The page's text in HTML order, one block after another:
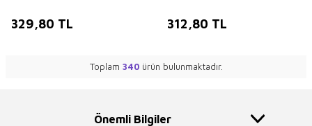
329,80 TL 312,80 TL
Toplam 340ürün bulunmaktadır.
Önemli Bilgiler